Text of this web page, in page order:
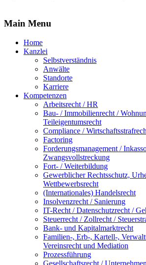
Main Menu
Home
Kanzlei
Selbstverständnis
Anwälte
Standorte
Karriere
Kompetenzen
Arbeitsrecht / HR
Bau- / Immobilienrecht /
Teileigentumsrecht
Compliance /
Factoring
Forderungsmanagement /
Zwangsvollstreckung
Fort- / Weiterbildung
Gewerblicher Rechtsschutz,
Wettbewerbsrecht
(Internationales) Handelsrecht
Insolvenzrecht / Sanierung
IT-Recht / Datenschutzrecht /
Steuerrecht / Zollrecht /
Bank- und Kapitalmarktrecht
Familien-, Erb-, Kartell-,
Vereinsrecht und Mediation
Prozessführung
Gesellschaftsrecht /